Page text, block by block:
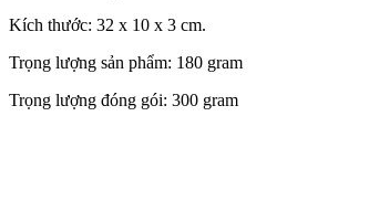
Kích thước: 32 x 10 x 3 cm.
Trọng lượng sản phẩm: 180 gram
Trọng lượng đóng gói: 300 gram